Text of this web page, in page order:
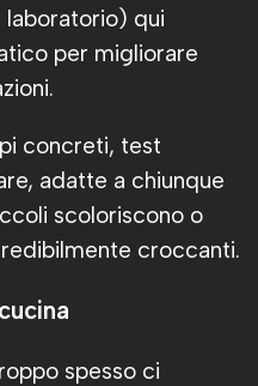
laboratorio) qui
per migliorare
concreti, test
adatte a chiunque
scoloriscono o
croccanti.
spesso ci